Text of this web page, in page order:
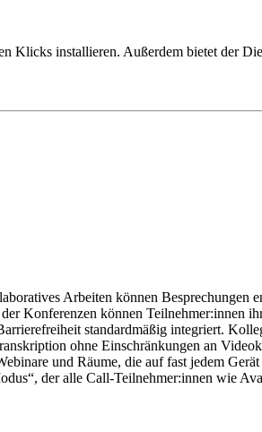
Klicks installieren. Außerdem bietet der
Ihr wahlweise Euren eigenen Discord-
Daten abzurufen oder Events zu
Schnittstelle bereit, wenn Ihr
zu Diensten wieZoomoderWebex
Discord im Business-Kontext zu
Arbeiten können Besprechungen
Konferenzen können Teilnehmer:innen
standardmäßig integriert.
ohne Einschränkungen an
und Räume, die auf fast jedem
der alle Call-Teilnehmer:innen wie